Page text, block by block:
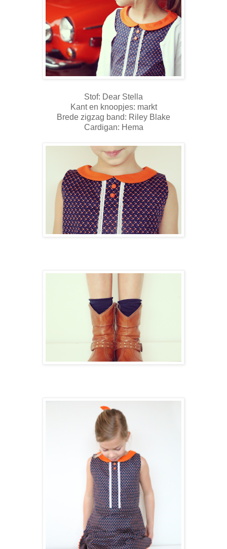
Stof: Dear Stella
Kant en knoopjes: markt
Brede zigzag band: Riley Blake
Cardigan: Hema